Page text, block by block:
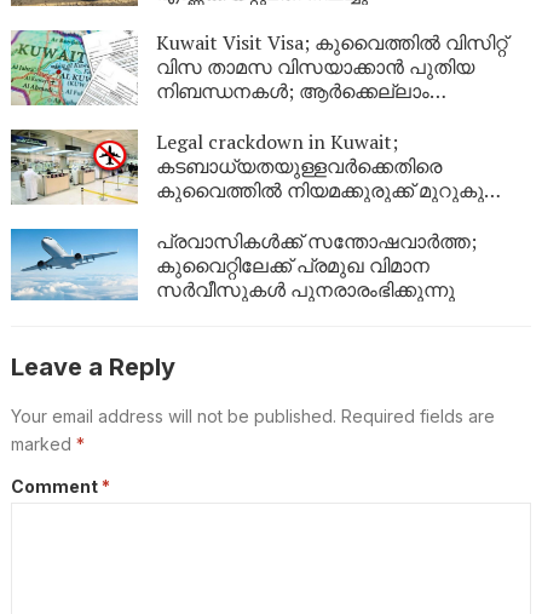
Kuwait Visit Visa; കുവൈത്തിൽ വിസിറ്റ്
വിസ താമസ വിസയാക്കാൻ പുതിയ
നിബന്ധനകൾ; ആർക്കെല്ലാം
Legal crackdown in Kuwait;
കടബാധ്യതയുള്ളവർക്കെതിരെ
കുവൈത്തിൽ നിയമക്കുരുക്ക് മുറുകുന്നു;
യാത്രാവിലക്ക്
പ്രവാസികൾക്ക് സന്തോഷവാർത്ത;
കുവൈറ്റിലേക്ക് പ്രമുഖ വിമാന
സർവീസുകൾ പുനരാരംഭിക്കുന്നു
Leave a Reply
Your email address will not be published. Required fields are
marked *
Comment *